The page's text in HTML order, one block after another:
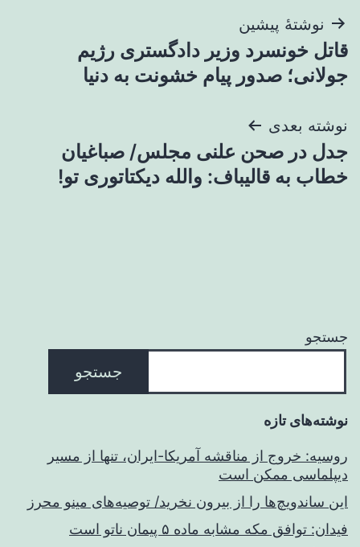
راهبری
نوشته
نوشتهٔ پیشین
قاتل خونسرد وزیر دادگستری رژیم
جولانی؛ صدور پیام خشونت به دنیا
نوشته بعدی
جدل در صحن علنی مجلس/ صباغیان
خطاب به قالیباف: والله دیکتاتوری تو!
جستجو
جستجو
نوشته‌های تازه
روسیه: خروج از مناقشه آمریکا-ایران، تنها از مسیر
دیپلماسی ممکن است
این ساندویچ‌ها را از بیرون نخرید/ توصیه‌های مینو محرز
فیدان: توافق مکه مشابه ماده ۵ پیمان ناتو است